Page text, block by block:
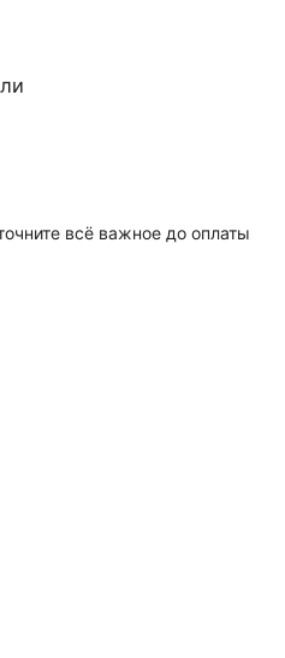
всё важное до оплаты